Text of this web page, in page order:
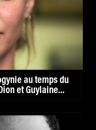
au temps du
et Guylaine